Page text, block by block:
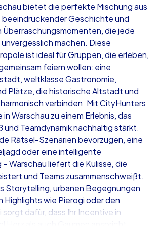
15-1,000
ab€49,99
Krimi iPad
Warschau
1,5-3,0 h
bietet die perfekte Mischung aus
beeindruckender Geschichte und
die jede
machen. Diese
ist ideal für Gruppen, die erleben,
feiern wollen: eine
weltklasse Gastronomie,
Plätze, die historische Altstadt und
verbinden. Mit CityHunters
Warschau zu einem Erlebnis, das
und Teamdynamik nachhaltig stärkt.
Rätsel-Szenarien bevorzugen, eine
oder eine intelligente
Warschau liefert die Kulisse, die
und Teams zusammenschweißt.
Storytelling, urbanen Begegnungen
Highlights wie Pierogi oder den
dafür, dass Ihr Incentive in